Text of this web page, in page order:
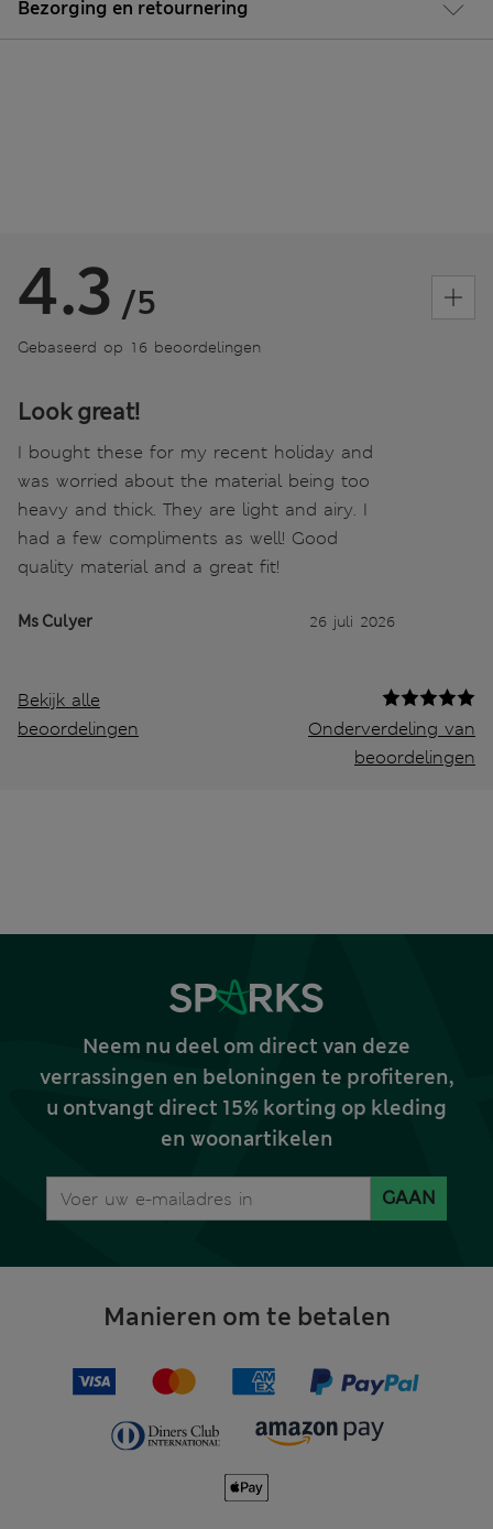
Bezorging en retournering
4.3 /5
Gebaseerd op 16 beoordelingen
Look great!
I bought these for my recent holiday and
was worried about the material being too
heavy and thick. They are light and airy. I
had a few compliments as well! Good
quality material and a great fit!
Ms Culyer 26 juli 2026
Bekijk alle
beoordelingen
Onderverdeling van
beoordelingen
Neem nu deel om direct van deze
verrassingen en beloningen te profiteren,
u ontvangt direct 15% korting op kleding
en woonartikelen
GAAN
Manieren om te betalen